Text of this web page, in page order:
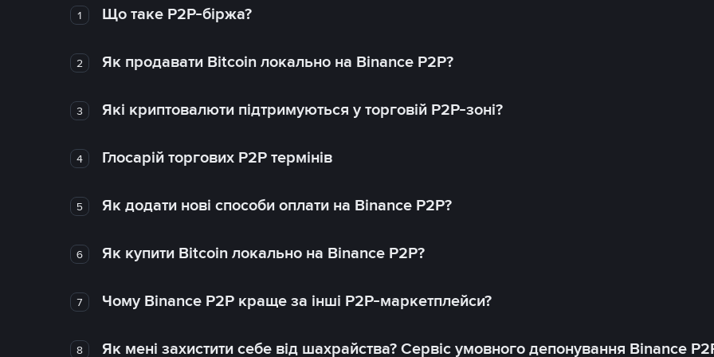
1 Що таке P2P-біржа?
2 Як продавати Bitcoin локально на Binance P2P?
3 Які криптовалюти підтримуються у торговій P2P-зоні?
4 Глосарій торгових P2P термінів
5 Як додати нові способи оплати на Binance P2P?
6 Як купити Bitcoin локально на Binance P2P?
7 Чому Binance P2P краще за інші P2P-маркетплейси?
8 Як мені захистити себе від шахрайства? Сервіс умовного депонування Binance